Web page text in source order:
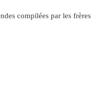
compilées par les frères